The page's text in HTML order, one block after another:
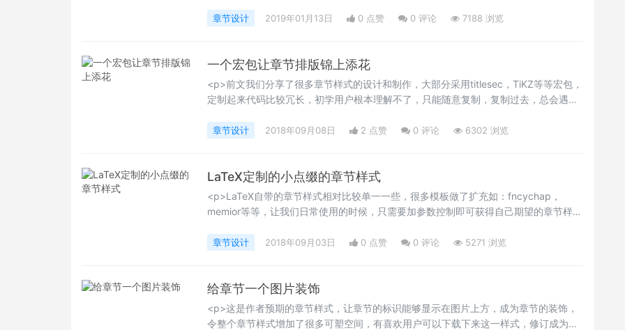
这一样式的实现，整理了两个样式。分享给各位。Happy LaTeXing！~</p>
章节设计 2019年01月13日 0 点赞 0 评论 7188 浏览
一个宏包让章节排版锦上添花
<p>前文我们分享了很多章节样式的设计和制作，大部分采用titlesec，TiKZ等等宏包，
定制起来代码比较冗长，初学用户根本理解不了，只能随意复制，复制过去，总会遇到
样式。</p>
章节设计 2018年09月08日 2 点赞 0 评论 6302 浏览
LaTeX定制的小点缀的章节样式
<p>LaTeX自带的章节样式相对比较单一一些，很多模板做了扩充如：fncychap，
memior等等，让我们日常使用的时候，只需要加参数控制即可获得自己期望的章节样式
类里面的定制还有些差异，有需要的用户，注意学习甄别。Happy LaTeXing！</p>
章节设计 2018年09月03日 0 点赞 0 评论 5271 浏览
给章节一个图片装饰
<p>这是作者预期的章节样式，让章节的标识能够显示在图片上方，成为章节的装饰，
令整个章节样式增加了很多可塑空间，有喜欢用户可以下载下来这一样式，修订成为自